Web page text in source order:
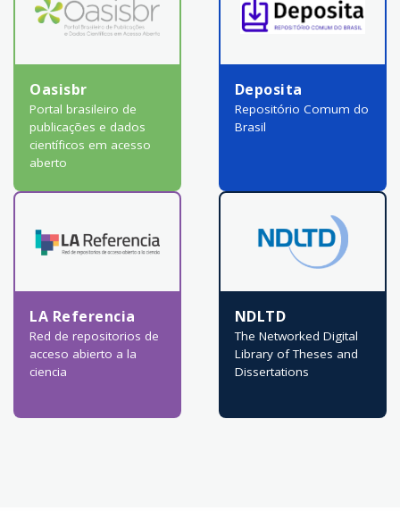
Oasisbr
Portal brasileiro de
publicações e dados
científicos em acesso
aberto
Deposita
Repositório Comum do
Brasil
LA Referencia
Red de repositorios de
acceso abierto a la
ciencia
NDLTD
The Networked Digital
Library of Theses and
Dissertations